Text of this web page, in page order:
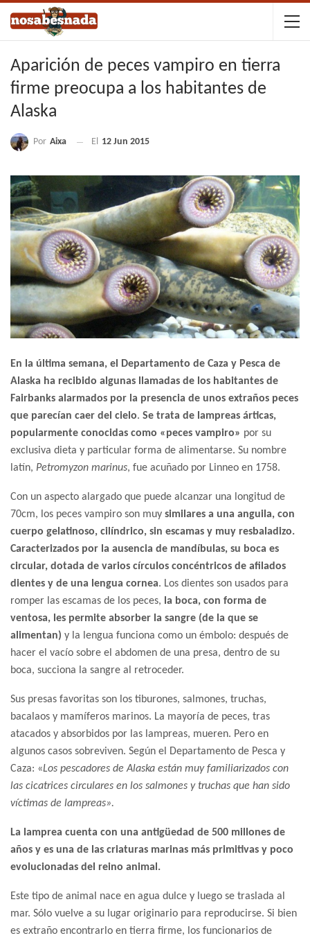
Aparición de peces vampiro en tierra
firme preocupa a los habitantes de
Alaska
Por Aixa El 12 Jun 2015
En la última semana, el Departamento de Caza y Pesca de
Alaska ha recibido algunas llamadas de los habitantes de
Fairbanks alarmados por la presencia de unos extraños peces
que parecían caer del cielo. Se trata de lampreas árticas,
popularmente conocidas como «peces vampiro» por su
exclusiva dieta y particular forma de alimentarse. Su nombre
latín, Petromyzon marinus, fue acuñado por Linneo en 1758.
Con un aspecto alargado que puede alcanzar una longitud de
70cm, los peces vampiro son muy similares a una anguila, con
cuerpo gelatinoso, cilíndrico, sin escamas y muy resbaladizo.
Caracterizados por la ausencia de mandíbulas, su boca es
circular, dotada de varios círculos concéntricos de afilados
dientes y de una lengua cornea. Los dientes son usados para
romper las escamas de los peces, la boca, con forma de
ventosa, les permite absorber la sangre (de la que se
alimentan) y la lengua funciona como un émbolo: después de
hacer el vacío sobre el abdomen de una presa, dentro de su
boca, succiona la sangre al retroceder.
Sus presas favoritas son los tiburones, salmones, truchas,
bacalaos y mamíferos marinos. La mayoría de peces, tras
atacados y absorbidos por las lampreas, mueren. Pero en
algunos casos sobreviven. Según el Departamento de Pesca y
Caza: «Los pescadores de Alaska están muy familiarizados con
las cicatrices circulares en los salmones y truchas que han sido
víctimas de lampreas».
La lamprea cuenta con una antigüedad de 500 millones de
años y es una de las criaturas marinas más primitivas y poco
evolucionadas del reino animal.
Este tipo de animal nace en agua dulce y luego se traslada al
mar. Sólo vuelve a su lugar originario para reproducirse. Si bien
es extraño encontrarlo en tierra firme, los funcionarios de